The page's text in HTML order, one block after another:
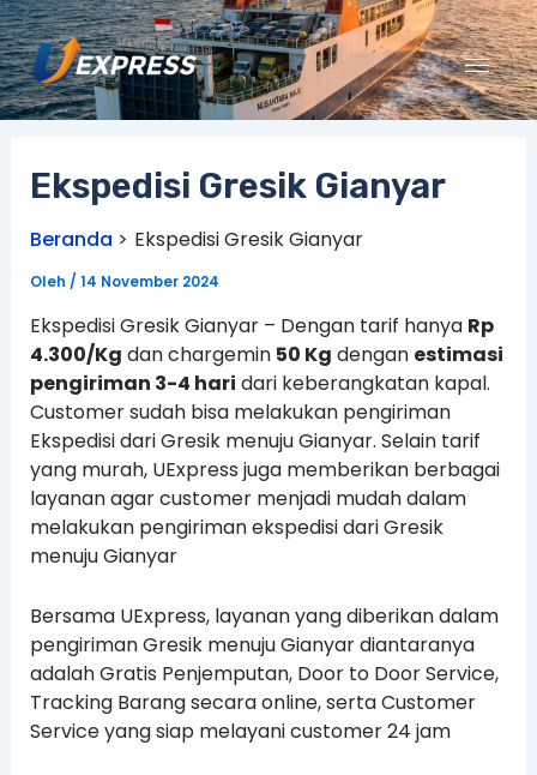
Lewati
ke
konten
Ekspedisi Gresik Gianyar
Beranda Ekspedisi Gresik Gianyar
Oleh / 14 November 2024
Ekspedisi Gresik Gianyar – Dengan tarif hanya Rp
4.300/Kg dan chargemin 50 Kg dengan estimasi
pengiriman 3-4 hari dari keberangkatan kapal.
Customer sudah bisa melakukan pengiriman
Ekspedisi dari Gresik menuju Gianyar. Selain tarif
yang murah, UExpress juga memberikan berbagai
layanan agar customer menjadi mudah dalam
melakukan pengiriman ekspedisi dari Gresik
menuju Gianyar
Bersama UExpress, layanan yang diberikan dalam
pengiriman Gresik menuju Gianyar diantaranya
adalah Gratis Penjemputan, Door to Door Service,
Tracking Barang secara online, serta Customer
Service yang siap melayani customer 24 jam